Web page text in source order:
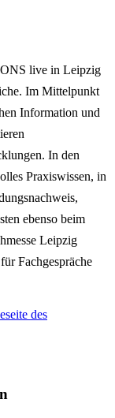
live in Leipzig
Im Mittelpunkt
Information und
In den
Praxiswissen, in
ebenso beim
Leipzig
Fachgespräche
des